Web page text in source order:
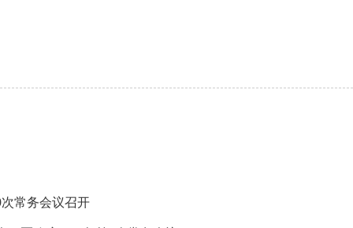
常务会议召开